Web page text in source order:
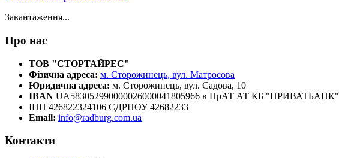
Завантаження...
Про нас
ТОВ "СТОРТАЙРЕС"
Фізична адреса: м. Сторожинець, вул. Матросова
Юридична адреса: м. Сторожинець, вул. Садова, 10
IBAN UA583052990000026000041805966 в ПрАТ АТ КБ "ПРИВАТБАНК"
ІПН 426822324106 ЄДРПОУ 42682233
Email: info@radburg.com.ua
Контакти